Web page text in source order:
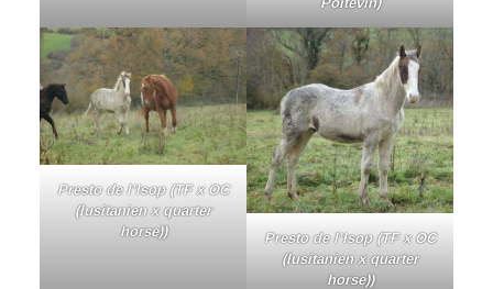
Presto de l’Isop (TF x OC
(lusitanien x quarter
horse))
Presto de l’Isop (TF x OC
(lusitanien x quarter
horse))